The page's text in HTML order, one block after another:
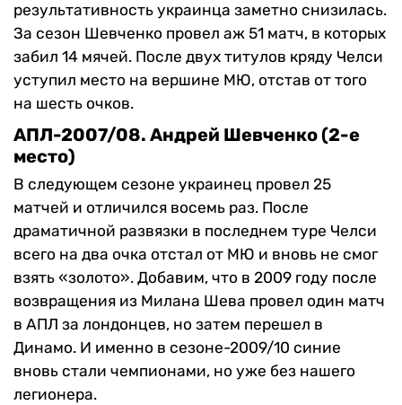
результативность украинца заметно снизилась.
За сезон Шевченко провел аж 51 матч, в которых
забил 14 мячей. После двух титулов кряду Челси
уступил место на вершине МЮ, отстав от того
на шесть очков.
АПЛ-2007/08. Андрей Шевченко (2-е
место)
В следующем сезоне украинец провел 25
матчей и отличился восемь раз. После
драматичной развязки в последнем туре Челси
всего на два очка отстал от МЮ и вновь не смог
взять «золото». Добавим, что в 2009 году после
возвращения из Милана Шева провел один матч
в АПЛ за лондонцев, но затем перешел в
Динамо. И именно в сезоне-2009/10 синие
вновь стали чемпионами, но уже без нашего
легионера.